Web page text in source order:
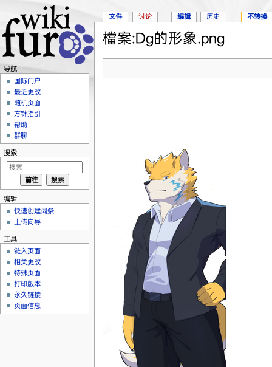
檔案:Dg的形象.png
文件 讨论 编辑 历史 不转换
导航
国际门户
最近更改
随机页面
方针指引
帮助
群聊
搜索
编辑
快速创建词条
上传向导
工具
链入页面
相关更改
特殊页面
打印版本
永久链接
页面信息